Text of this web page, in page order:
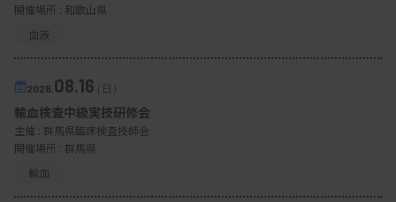
開催場所 : 和歌山県
血液
2026. 08.16（日）
輸血検査中級実技研修会
主催 : 群馬県臨床検査技師会
開催場所 : 群馬県
輸血